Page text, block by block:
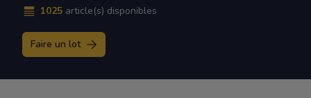
1025 article(s) disponibles
Faire un lot